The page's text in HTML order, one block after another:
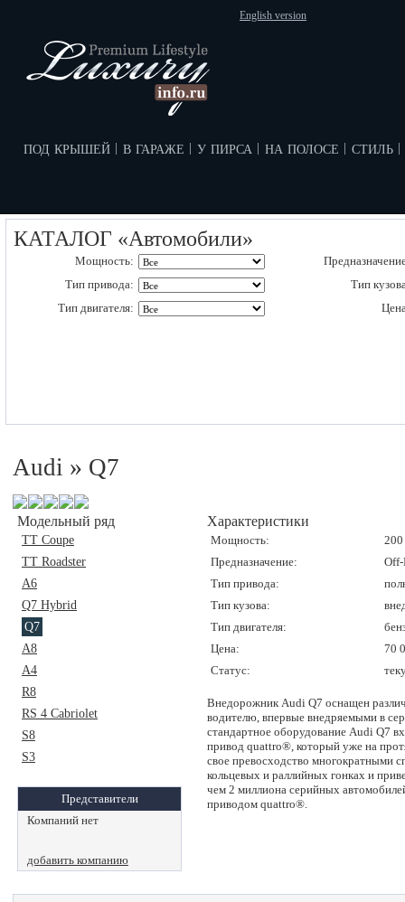
English version
под крышей в гараже у пирса на полосе стиль
КАТАЛОГ «Автомобили»
Мощность:
Тип привода:
Тип
Тип двигателя:
Audi » Q7
Модельный ряд
TT Coupe
TT Roadster
A6
Q7 Hybrid
Q7
A8
A4
R8
RS 4 Cabriolet
S8
S3
Представители
Компаний нет
добавить компанию
Характеристики
Мощность:
200
Предназначение:
Тип привода:
Тип кузова:
Тип двигателя:
Цена:
70
Статус:
Внедорожник Audi Q7 оснащен
водителю, впервые внедряемыми в
стандартное оборудование Audi Q7
привод quattro®, который уже на
свое превосходство многократными
кольцевых и раллийных гонках и
чем 2 миллиона серийных
приводом quattro®.